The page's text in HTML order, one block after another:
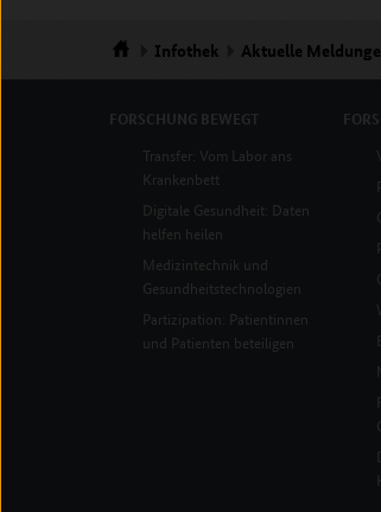
Infothek Aktuelle
FORSCHUNG BEWEGT
Transfer: Vom Labor ans
Krankenbett
Digitale Gesundheit: Daten
helfen heilen
Medizintechnik und
Gesundheitstechnologien
Partizipation: Patientinnen
und Patienten beteiligen